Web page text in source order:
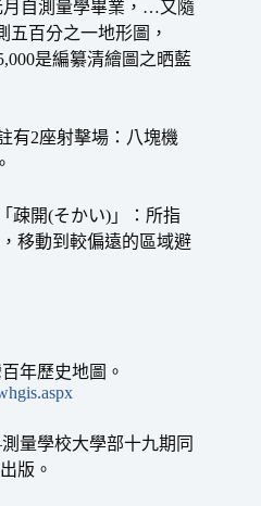
月自測量學畢業，…又隨
百分之一地形圖，
是編纂清繪圖之晒藍
有2座射擊場：八塊機
疎開(そかい)」：所指
移動到較偏遠的區域避
年歷史地圖。
量學校大學部十九期同
版。